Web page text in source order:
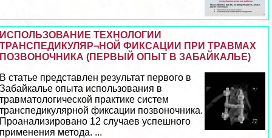
ИСПОЛЬЗОВАНИЕ ТЕХНОЛОГИИ
ТРАНСПЕДИКУЛЯР¬НОЙ ФИКСАЦИИ ПРИ ТРАВМАХ
ПОЗВОНОЧНИКА (ПЕРВЫЙ ОПЫТ В ЗАБАЙКАЛЬЕ)
В статье представлен результат первого в
Забайкалье опыта использования в
травматологической пpaктике систем
трaнcпедикулярной фиксации позвоночника.
Проанализировано 12 случаев успешного
применения метода. ...